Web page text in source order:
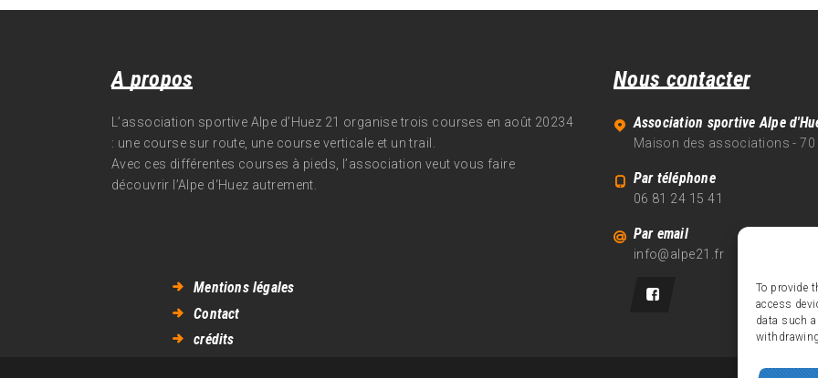
To provide
access
data such
A propos
L’association sportive Alpe d’Huez 21 organise trois courses en août 20234
: une course sur route, une course verticale et un trail.
Avec ces différentes courses à pieds, l’association veut vous faire
découvrir l’Alpe d‘Huez autrement.
Nous contacter
Association sportive Alpe
Maison des associations - 70
Par téléphone
06 81 24 15 41
Par email
info@alpe21.fr
Mentions légales
Contact
crédits